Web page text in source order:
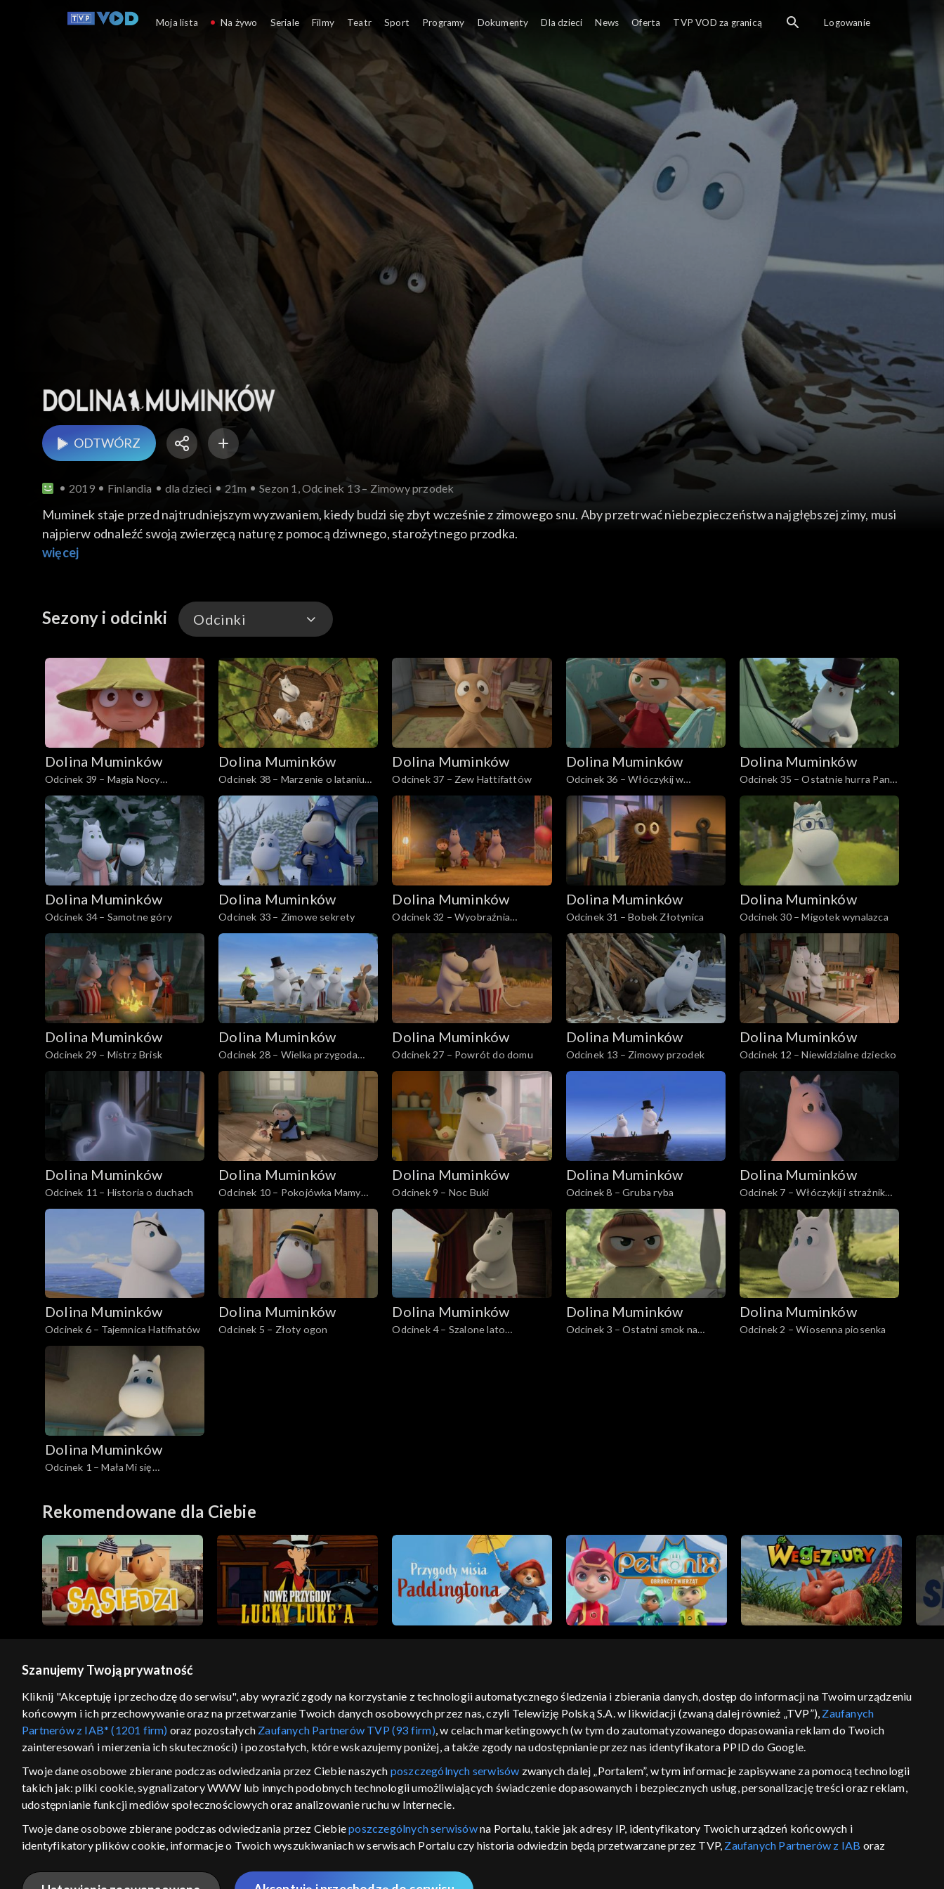
ODTWÓRZ
2019 Finlandia dla dzieci 21m Sezon 1, Odcinek 13 – Zimowy przodek
Muminek staje przed najtrudniejszym wyzwaniem, kiedy budzi się zbyt wcześnie z zimowego snu. Aby przetrwać niebezpieczeństwa najgłębszej zimy, musi
najpierw odnaleźć swoją zwierzęcą naturę z pomocą dziwnego, starożytnego przodka.
więcej
Sezony i odcinki Odcinki
Odcinki
Dolina Muminków
Odcinek 39 – Magia Nocy
Świętojańskiej
Dolina Muminków
Odcinek 38 – Marzenie o lataniu
Mamusi Muminka
Dolina Muminków
Odcinek 37 – Zew Hattifattów
Dolina Muminków
Odcinek 36 – Włóczykij w
lunaparku
Dolina Muminków
Odcinek 35 – Ostatnie hurra Pani
Fillifionki
Dolina Muminków
Odcinek 34 – Samotne góry
Dolina Muminków
Odcinek 33 – Zimowe sekrety
Dolina Muminków
Odcinek 32 – Wyobraźnia
Maciupka
Dolina Muminków
Odcinek 31 – Bobek Złotynica
Dolina Muminków
Odcinek 30 – Migotek wynalazca
Dolina Muminków
Odcinek 29 – Mistrz Brisk
Dolina Muminków
Odcinek 28 – Wielka przygoda
Muminka
Dolina Muminków
Odcinek 27 – Powrót do domu
Dolina Muminków
Odcinek 13 – Zimowy przodek
Dolina Muminków
Odcinek 12 – Niewidzialne dziecko
Dolina Muminków
Odcinek 11 – Historia o duchach
Dolina Muminków
Odcinek 10 – Pokojówka Mamy
Muminka
Dolina Muminków
Odcinek 9 – Noc Buki
Dolina Muminków
Odcinek 8 – Gruba ryba
Dolina Muminków
Odcinek 7 – Włóczykij i strażnik
parku
Dolina Muminków
Odcinek 6 – Tajemnica Hatifnatów
Dolina Muminków
Odcinek 5 – Złoty ogon
Dolina Muminków
Odcinek 4 – Szalone lato
Dolina Muminków
Odcinek 3 – Ostatni smok na
Dolina Muminków
Odcinek 2 – Wiosenna piosenka
Dolina Muminków
Odcinek 1 – Mała Mi się
Rekomendowane dla Ciebie
GEOLOKALIZACJA
ŁĄCZYSZ SIĘ SPOZA POLSKI
Kraj, z którego się łączysz, to Stany Zjednoczone ,
w związku z czym część tytułów na platformie TVP
materiały możesz obejrzeć.
regulamin serwisu cennik polityka prywatności moje zgody pomoc kontakt voucher dostępność informacje o dostawcy usług
Moja lista Na żywo Seriale Filmy Teatr Sport Programy Dokumenty Dla dzieci News Oferta TVP VOD za granicą Logowanie
Szanujemy Twoją prywatność
Kliknij "Akceptuję i przechodzę do serwisu", aby wyrazić zgody na korzystanie z technologii automatycznego śledzenia i zbierania danych, dostęp do informacji na Twoim urządzeniu
końcowym i ich przechowywanie oraz na przetwarzanie Twoich danych osobowych przez nas, czyli Telewizję Polską S.A. w likwidacji (zwaną dalej również „TVP”), Zaufanych
Partnerów z IAB* (1201 firm) oraz pozostałych Zaufanych Partnerów TVP (93 firm), w celach marketingowych (w tym do zautomatyzowanego dopasowania reklam do Twoich
zainteresowań i mierzenia ich skuteczności) i pozostałych, które wskazujemy poniżej, a także zgody na udostępnianie przez nas identyfikatora PPID do Google.
Twoje dane osobowe zbierane podczas odwiedzania przez Ciebie naszych poszczególnych serwisów zwanych dalej „Portalem”, w tym informacje zapisywane za pomocą technologii
takich jak: pliki cookie, sygnalizatory WWW lub innych podobnych technologii umożliwiających świadczenie dopasowanych i bezpiecznych usług, personalizację treści oraz reklam,
udostępnianie funkcji mediów społecznościowych oraz analizowanie ruchu w Internecie.
Twoje dane osobowe zbierane podczas odwiedzania przez Ciebieposzczególnych serwisówna Portalu, takie jak adresy IP, identyfikatory Twoich urządzeń końcowych i
identyfikatory plików cookie, informacje o Twoich wyszukiwaniach w serwisach Portalu czy historia odwiedzin będą przetwarzane przez TVP, Zaufanych Partnerów z IAB oraz
wyboru spersonalizowanych reklam, tworzenia profilu spersonalizowanych reklam, tworzenia profilu spersonalizowanych treści, wyboru spersonalizowanych treści, pomiaru